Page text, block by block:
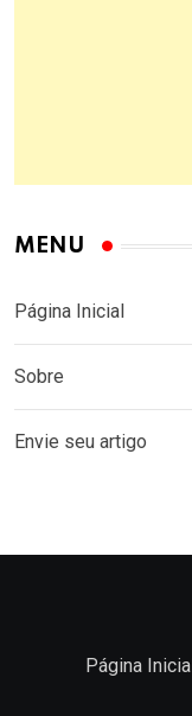
MENU
Página Inicial
Sobre
Envie seu artigo
Página Inicial